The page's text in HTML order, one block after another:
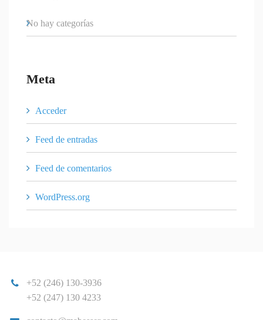
No hay categorías
Meta
Acceder
Feed de entradas
Feed de comentarios
WordPress.org
+52 (246) 130-3936
+52 (247) 130 4233